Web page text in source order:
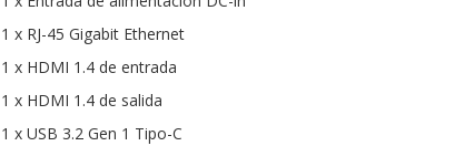
1 x RJ-45 Gigabit Ethernet
1 x HDMI 1.4 de entrada
1 x HDMI 1.4 de salida
1 x USB 3.2 Gen 1 Tipo-C